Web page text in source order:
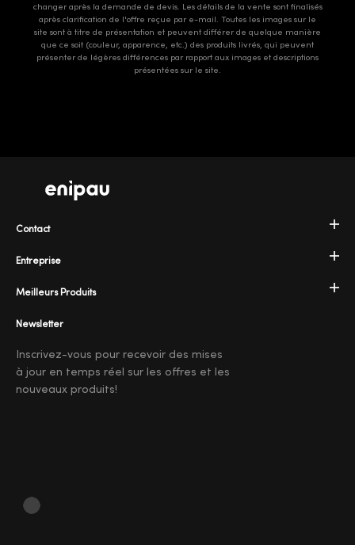
changer après la demande de devis. Les détails de la vente sont finalisés
après clarification de l'offre reçue par e-mail. Toutes les images sur le
site sont à titre de présentation et peuvent différer de quelque manière
que ce soit (couleur, apparence, etc.) des produits livrés, qui peuvent
présenter de légères différences par rapport aux images et descriptions
présentées sur le site.
Entreprise
Meilleurs Produits
Contact
Newsletter
Inscrivez-vous pour recevoir des mises
à jour en temps réel sur les offres et les
nouveaux produits!